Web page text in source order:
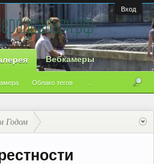
Вход
Облако тегов
Вебкамеры
Годом